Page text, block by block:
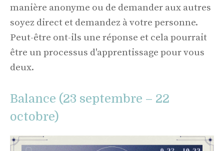
manière anonyme ou de demander aux autres
soyez direct et demandez à votre personne.
Peut-être ont-ils une réponse et cela pourrait
être un processus d'apprentissage pour vous
deux.
Balance (23 septembre – 22
octobre)